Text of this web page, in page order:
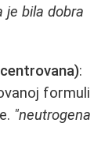
je bila dobra
:
formuli
"neutrogena